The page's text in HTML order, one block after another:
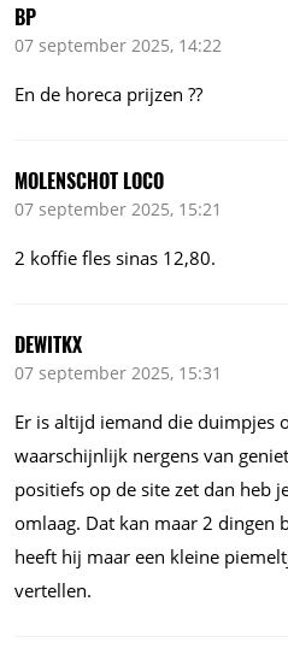
BP
07 september 2025, 14:22
En de horeca prijzen ??
MOLENSCHOT LOCO
07 september 2025, 15:21
2 koffie fles sinas 12,80.
DEWITKX
07 september 2025, 15:31
Er is altijd iemand die duimpjes
waarschijnlijk nergens van
positiefs op de site zet dan heb
omlaag. Dat kan maar 2 dingen
heeft hij maar een kleine
vertellen.